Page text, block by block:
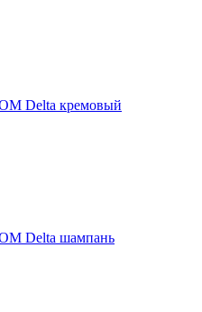
Delta кремовый
Delta шампань